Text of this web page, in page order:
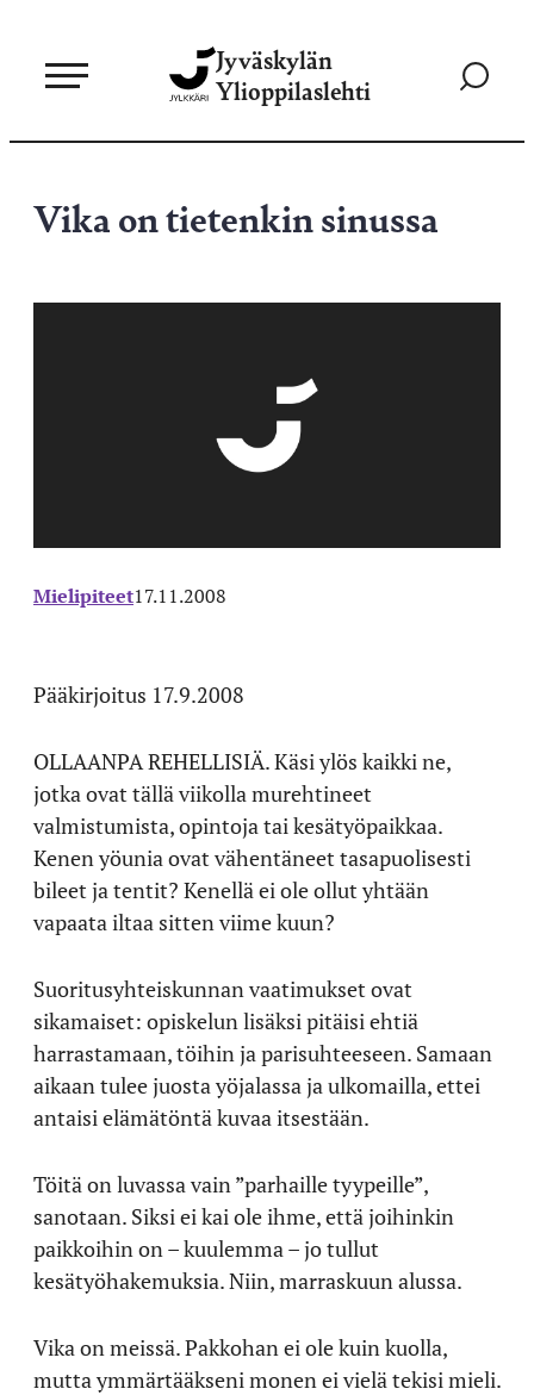
sisältöön
Jyväskylän
Ylioppilaslehti
Siirry
Vika on tietenkin sinussa
Mielipiteet17.11.2008
Pääkirjoitus 17.9.2008
OLLAANPA REHELLISIÄ. Käsi ylös kaikki ne,
jotka ovat tällä viikolla murehtineet
valmistumista, opintoja tai kesätyöpaikkaa.
Kenen yöunia ovat vähentäneet tasapuolisesti
bileet ja tentit? Kenellä ei ole ollut yhtään
vapaata iltaa sitten viime kuun?
Suoritusyhteiskunnan vaatimukset ovat
sikamaiset: opiskelun lisäksi pitäisi ehtiä
harrastamaan, töihin ja parisuhteeseen. Samaan
aikaan tulee juosta yöjalassa ja ulkomailla, ettei
antaisi elämätöntä kuvaa itsestään.
Töitä on luvassa vain ”parhaille tyypeille”,
sanotaan. Siksi ei kai ole ihme, että joihinkin
paikkoihin on – kuulemma – jo tullut
kesätyöhakemuksia. Niin, marraskuun alussa.
Vika on meissä. Pakkohan ei ole kuin kuolla,
mutta ymmärtääkseni monen ei vielä tekisi mieli.